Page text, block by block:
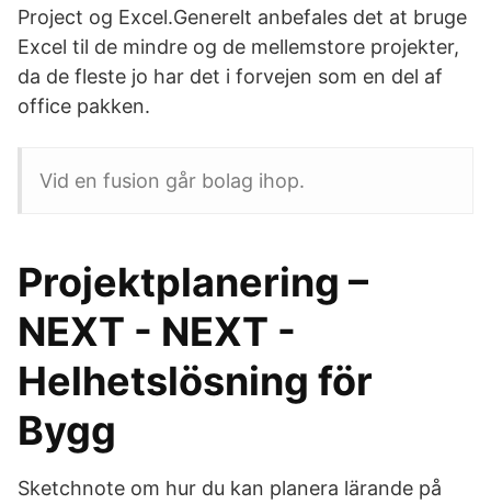
Project og Excel.Generelt anbefales det at bruge
Excel til de mindre og de mellemstore projekter,
da de fleste jo har det i forvejen som en del af
office pakken.
Vid en fusion går bolag ihop.
Projektplanering –
NEXT - NEXT -
Helhetslösning för
Bygg
Sketchnote om hur du kan planera lärande på